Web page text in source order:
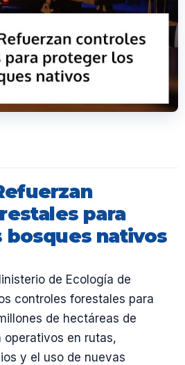
para
nativos
de Ecología de
controles forestales para
de hectáreas de
operativos en rutas,
y el uso de nuevas